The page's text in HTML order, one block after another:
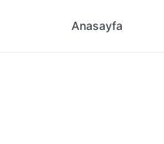
Anasayfa